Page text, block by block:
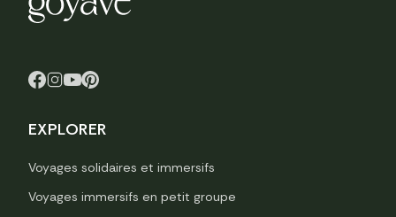
EXPLORER
Voyages solidaires et immersifs
Voyages immersifs en petit groupe